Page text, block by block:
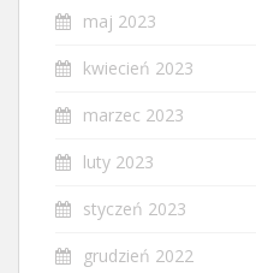
maj 2023
kwiecień 2023
marzec 2023
luty 2023
styczeń 2023
grudzień 2022